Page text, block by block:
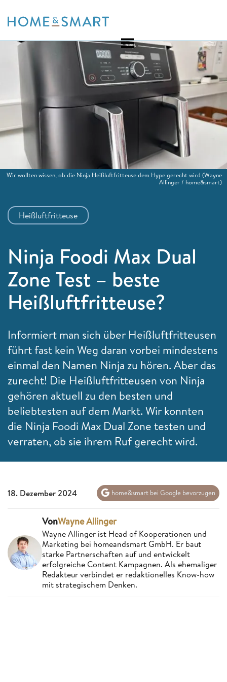
to
Heißluftfritteuse
Ninja Foodi Max Dual
Zone Test – beste
Heißluftfritteuse?
Informiert man sich über Heißluftfritteusen
führt fast kein Weg daran vorbei mindestens
einmal den Namen Ninja zu hören. Aber das
zurecht! Die Heißluftfritteusen von Ninja
gehören aktuell zu den besten und
beliebtesten auf dem Markt. Wir konnten
die Ninja Foodi Max Dual Zone testen und
verraten, ob sie ihrem Ruf gerecht wird.
Wir wollten wissen, ob die Ninja Heißluftfritteuse dem Hype gerecht wird (Wayne
Allinger / home&smart)
18. Dezember 2024 home&smart bei Google bevorzugen
VonWayne Allinger
Wayne Allinger ist Head of Kooperationen und
Marketing bei homeandsmart GmbH. Er baut
starke Partnerschaften auf und entwickelt
erfolgreiche Content Kampagnen. Als ehemaliger
Redakteur verbindet er redaktionelles Know-how
mit strategischem Denken.